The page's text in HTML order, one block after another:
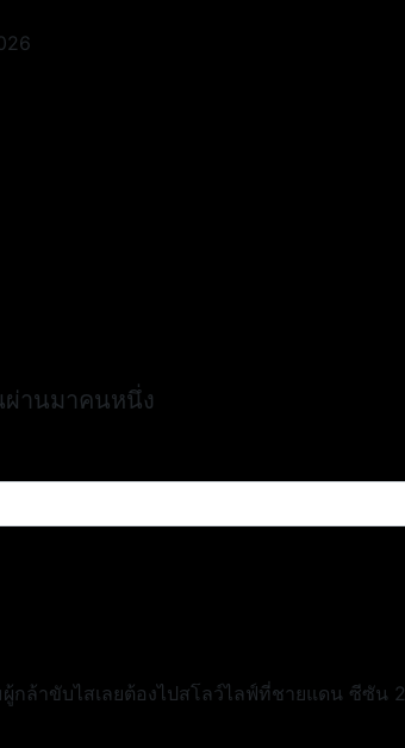
ผ่านมาคนหนึ่ง
กล้าขับไสเลยต้องไปสโลว์ไลฟ์ที่ชายแดน ซีซัน 2